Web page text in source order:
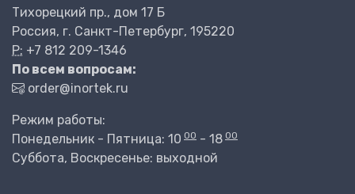
Тихорецкий пр., дом 17 Б
Россия, г. Санкт-Петербург, 195220
P: +7 812 209-1346
По всем вопросам:
order@inortek.ru
Режим работы:
Понедельник - Пятница: 10 00 - 18 00
Суббота, Воскресенье: выходной